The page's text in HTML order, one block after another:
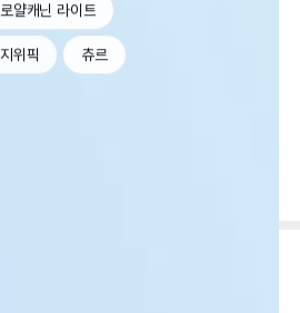
로얄캐닌 라이트
지위픽 츄르